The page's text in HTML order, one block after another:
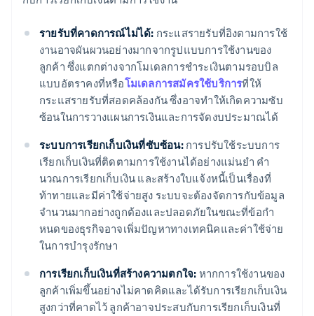
รายรับที่คาดการณ์ไม่ได้: กระแสรายรับที่อิงตามการใช้
งานอาจผันผวนอย่างมากจากรูปแบบการใช้งานของ
ลูกค้า ซึ่งแตกต่างจากโมเดลการชําระเงินตามรอบบิล
แบบอัตราคงที่หรือโมเดลการสมัครใช้บริการที่ให้
กระแสรายรับที่สอดคล้องกัน ซึ่งอาจทําให้เกิดความซับ
ซ้อนในการวางแผนการเงินและการจัดงบประมาณได้
ระบบการเรียกเก็บเงินที่ซับซ้อน:การปรับใช้ระบบการ
เรียกเก็บเงินที่ติดตามการใช้งานได้อย่างแม่นยํา คํา
นวณการเรียกเก็บเงิน และสร้างใบแจ้งหนี้เป็นเรื่องที่
ท้าทายและมีค่าใช้จ่ายสูง ระบบจะต้องจัดการกับข้อมูล
จํานวนมากอย่างถูกต้องและปลอดภัยในขณะที่ข้อกํา
หนดของธุรกิจอาจเพิ่มปัญหาทางเทคนิคและค่าใช้จ่าย
ในการบํารุงรักษา
การเรียกเก็บเงินที่สร้างความตกใจ: หากการใช้งานของ
ลูกค้าเพิ่มขึ้นอย่างไม่คาดคิดและได้รับการเรียกเก็บเงิน
สูงกว่าที่คาดไว้ ลูกค้าอาจประสบกับการเรียกเก็บเงินที่